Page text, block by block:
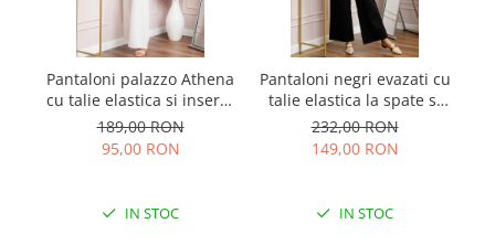
Pantaloni palazzo Athena
cu talie elastica si insertii
argintii - Alb
189,00 RON
95,00 RON
IN STOC
Pantaloni negri evazati cu
talie elastica la spate si
curea reglabila Molly
232,00 RON
149,00 RON
IN STOC